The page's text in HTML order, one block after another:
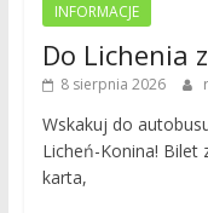
INFORMACJE
Do Lichenia
8 sierpnia 2026
Wskakuj do
Licheń-Konina! Bilet
karta,